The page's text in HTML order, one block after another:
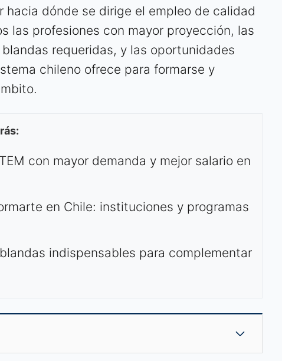
hacia dónde se dirige el empleo de calidad
las profesiones con mayor proyección, las
requeridas, y las oportunidades
chileno ofrece para formarse y
con mayor demanda y mejor salario en
en Chile: instituciones y programas
indispensables para complementar